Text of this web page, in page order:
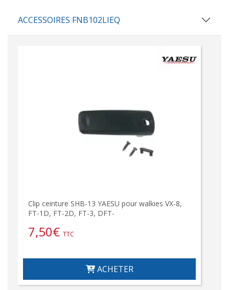
ACCESSOIRES FNB102LIEQ
Clip ceinture SHB-13 YAESU pour walkies VX-8,
FT-1D, FT-2D, FT-3, DFT-
7,50€ TTC
ACHETER